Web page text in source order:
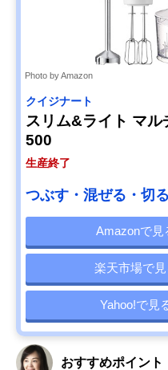
Photo by Amazon
クイジナート
スリム&ライト マ
500
生産終了
つぶす・混ぜる・切
Amazonで見
楽天市場で見
Yahoo!で見
おすすめポイント